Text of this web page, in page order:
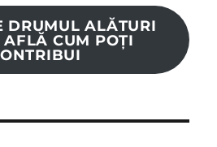
DRUMUL ALĂTURI
CUM POȚI